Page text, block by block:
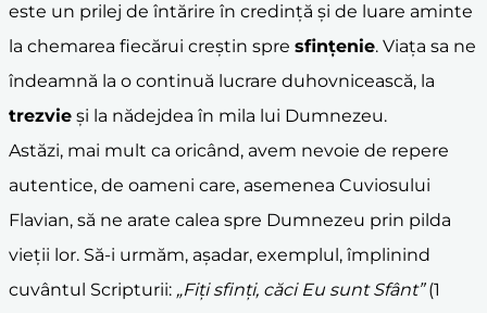
este un prilej de întărire în credință și de luare aminte
la chemarea fiecărui creștin spre sfințenie. Viața sa ne
îndeamnă la o continuă lucrare duhovnicească, la
trezvie și la nădejdea în mila lui Dumnezeu.
Astăzi, mai mult ca oricând, avem nevoie de repere
autentice, de oameni care, asemenea Cuviosului
Flavian, să ne arate calea spre Dumnezeu prin pilda
vieții lor. Să-i urmăm, așadar, exemplul, împlinind
cuvântul Scripturii: „Fiți sfinți, căci Eu sunt Sfânt”(1